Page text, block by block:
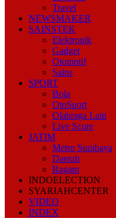
Travel
NEWSMAKER
SAINSTEK
Elektronik
Gadget
Otomotif
Sains
SPORT
Bola
OtoSport
Olahraga Lain
Live Score
JATIM
Metro Surabaya
Daerah
Ragam
INDOELECTION
SYARIAHCENTER
VIDEO
INDEX